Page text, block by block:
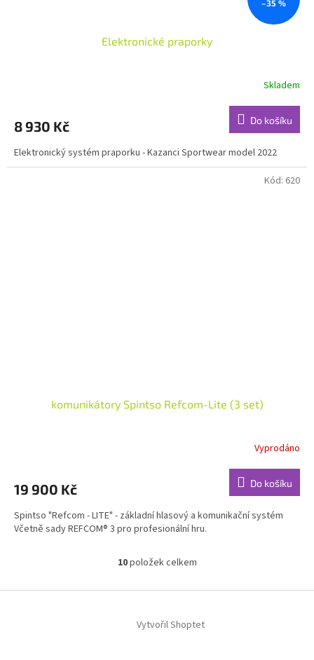
–35 %
Elektronické praporky
Skladem
8 930 Kč Do košíku
Elektronický systém praporku - Kazanci Sportwear model 2022
komunikátory Spintso Refcom-Lite (3 set)
Vyprodáno
19 900 Kč Do košíku
Spintso "Refcom - LITE" - základní hlasový a komunikační systém
Včetně sady REFCOM® 3 pro profesionální hru.
Kód: 620
O
l
d
10položek celkem
Vytvořil Shoptet